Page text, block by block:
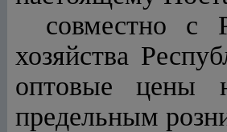
совместно с
хозяйства
оптовые цены
предельным